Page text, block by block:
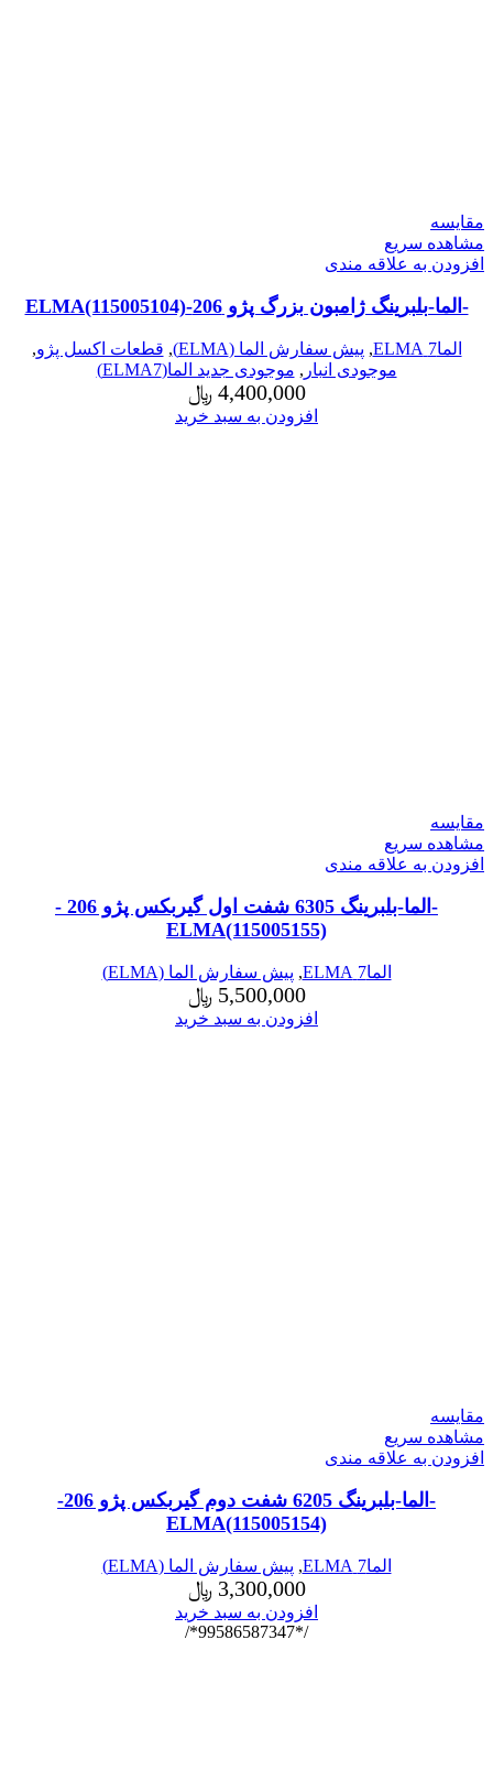
مقایسه
مشاهده سریع
افزودن به علاقه مندی
-الما-بلبرینگ ژامبون بزرگ پژو 206-ELMA(115005104)
الما7 ELMA , پیش سفارش الما (ELMA) , قطعات اکسل پژو,
موجودی انبار , موجودی جدید الما(ELMA7)
4,400,000 ﷼
افزودن به سبد خرید
مقایسه
مشاهده سریع
افزودن به علاقه مندی
-الما-بلبرینگ 6305 شفت اول گیربکس پژو 206 -
ELMA(115005155)
الما7 ELMA , پیش سفارش الما (ELMA)
5,500,000 ﷼
افزودن به سبد خرید
مقایسه
مشاهده سریع
افزودن به علاقه مندی
-الما-بلبرینگ 6205 شفت دوم گیربکس پژو 206-
ELMA(115005154)
الما7 ELMA , پیش سفارش الما (ELMA)
3,300,000 ﷼
افزودن به سبد خرید
/*99586587347*/